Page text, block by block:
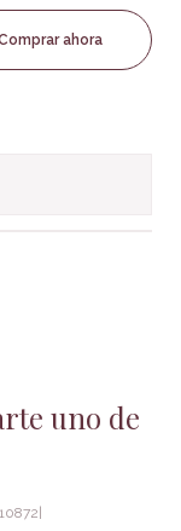
ahora
uno de